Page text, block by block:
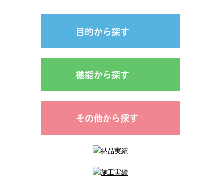
目的から探す
機能から探す
その他から探す